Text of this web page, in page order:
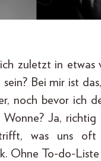
zuletzt in etwas
Bei mir ist
noch bevor ich
Wonne? Ja,
was uns oft
Ohne To-do-